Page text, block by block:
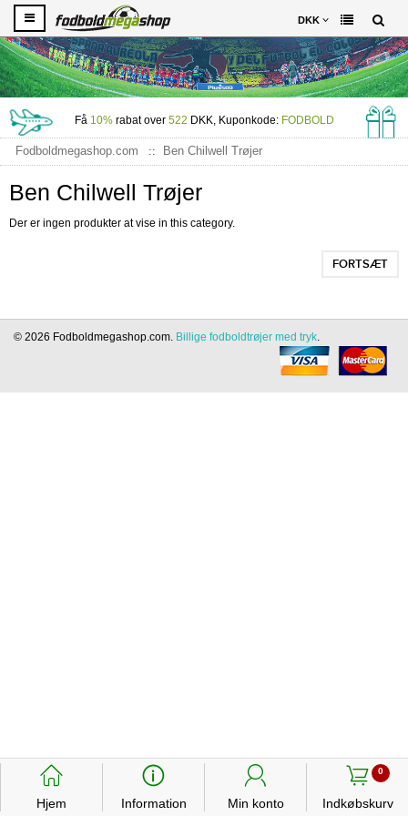
DKK
Få 10%rabat over 522 DKK, Kuponkode: FODBOLD
Fodboldmegashop.com Ben Chilwell Trøjer
Ben Chilwell Trøjer
Der er ingen produkter at vise in this category.
FORTSÆT
󰃱
Hjem
󰈢
Information
󰃳
Min konto
0
󰃦
Indkøbskurv
© 2026 Fodboldmegashop.com. Billige fodboldtrøjer med tryk.